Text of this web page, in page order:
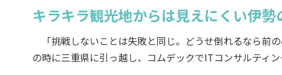
キラキラ観光地からは見えにくい伊
「挑戦しないことは失敗と同じ。どうせ倒れるなら前
の時に三重県に引っ越し、コムデックでITコンサルティン